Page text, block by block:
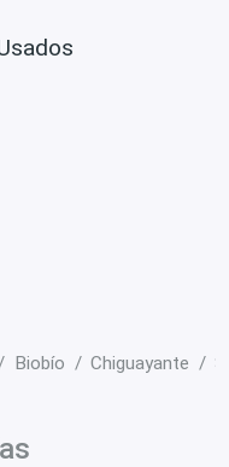
Biobío Chiguayante